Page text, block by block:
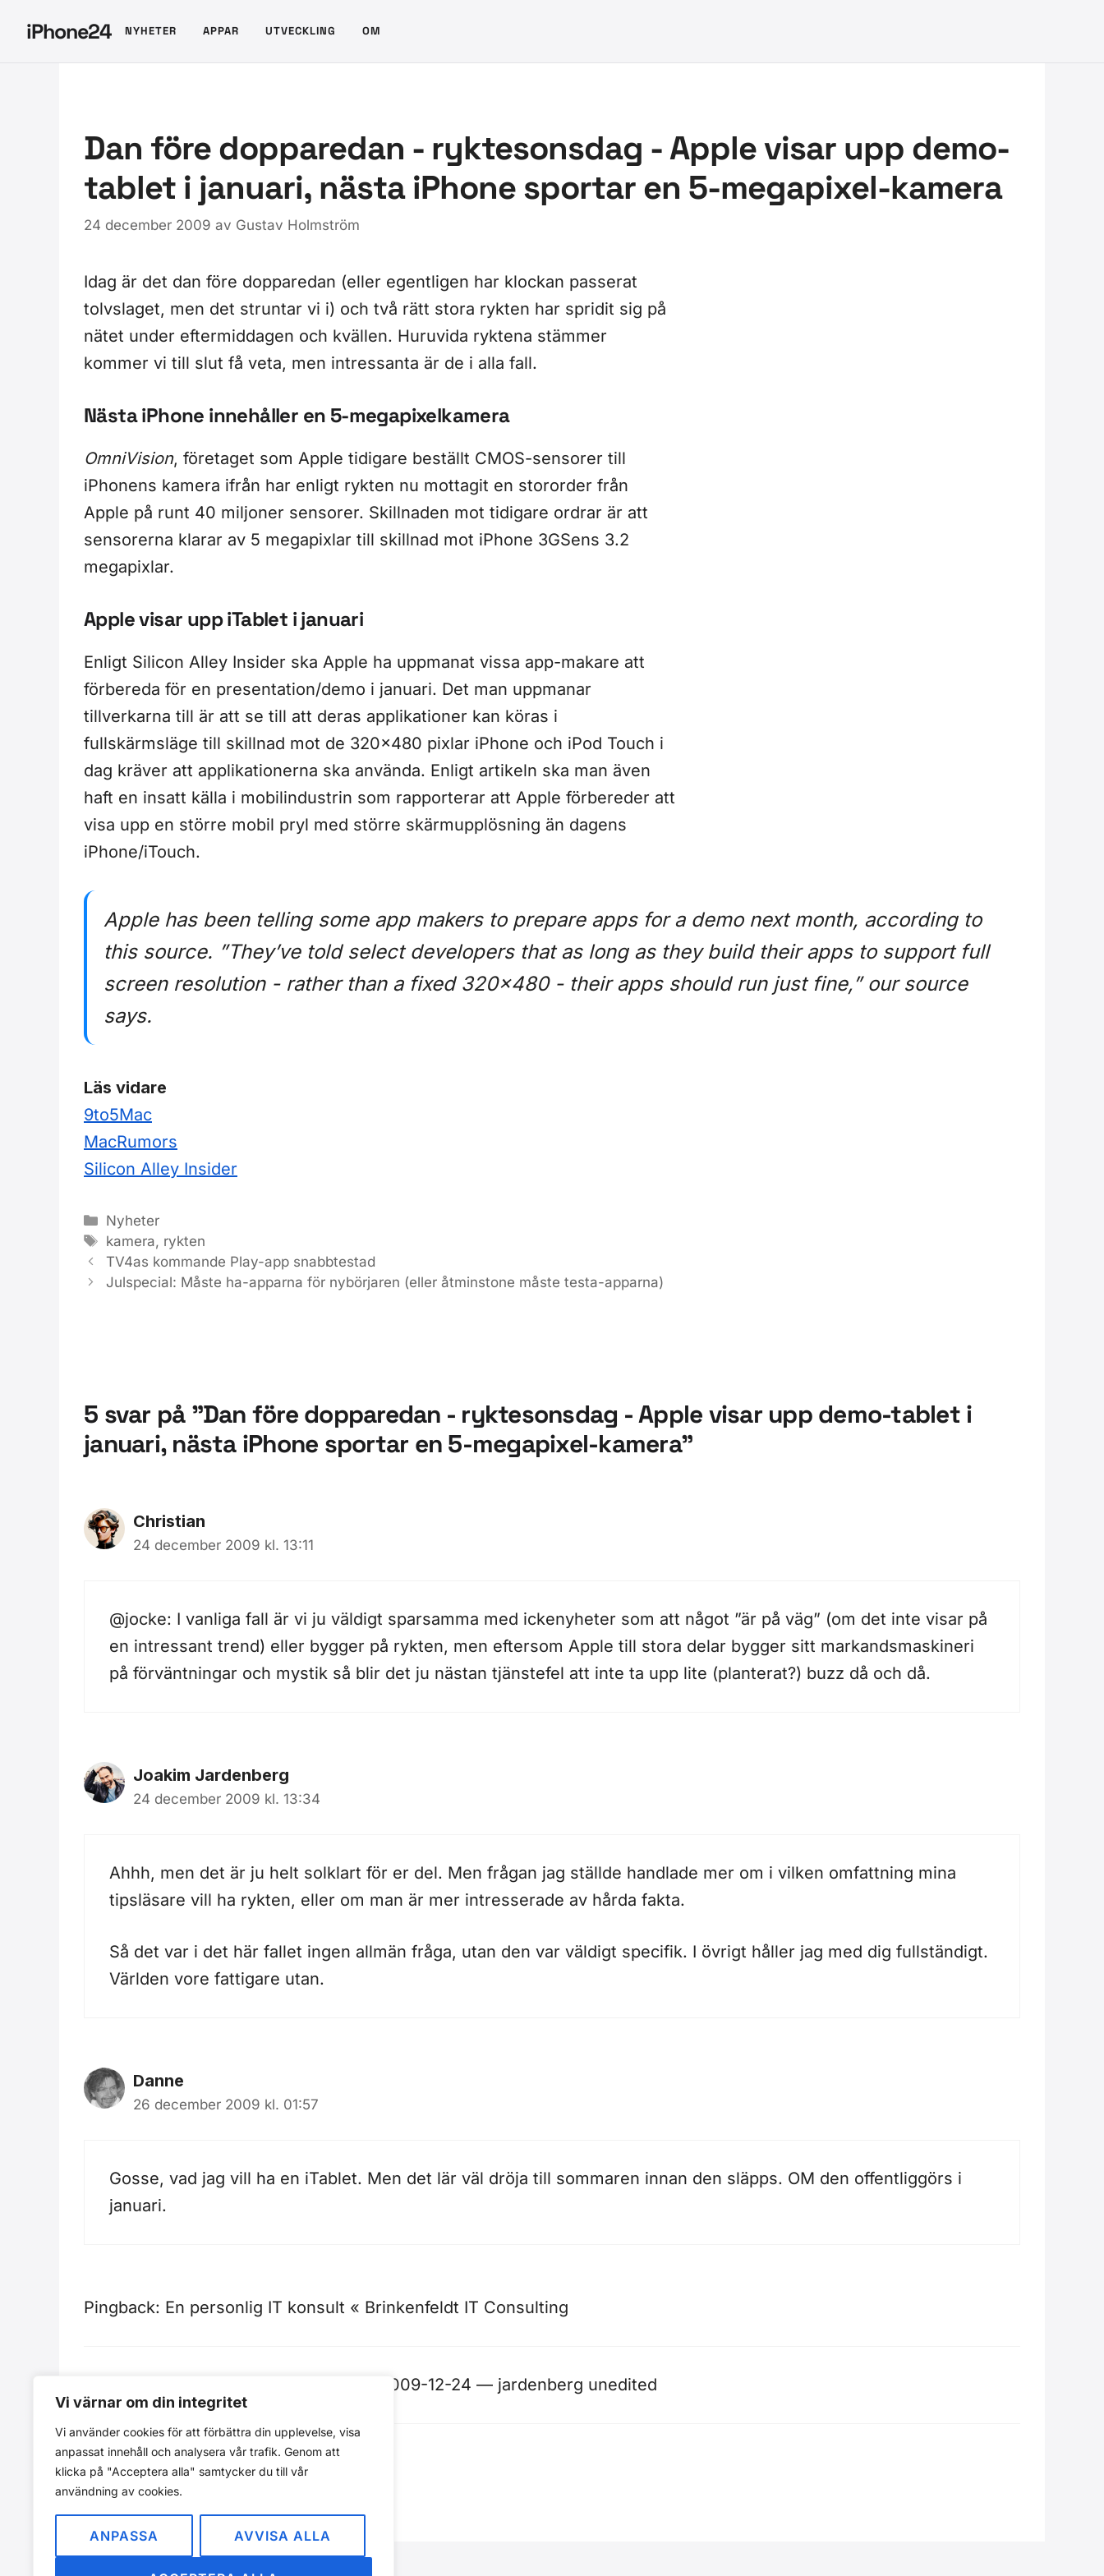
Vi värnar om din integritet
Vi använder cookies för att förbättra din upplevelse, visa
anpassat innehåll och analysera vår trafik. Genom att
klicka på "Acceptera alla" samtycker du till vår
användning av cookies.
ANPASSA AVVISA ALLA
innehåll
iPhone24 NYHETER APPAR UTVECKLING OM
Dan före dopparedan - ryktesonsdag - Apple visar upp demo-
tablet i januari, nästa iPhone sportar en 5-megapixel-kamera
24 december 2009 av Gustav Holmström
Idag är det dan före dopparedan (eller egentligen har klockan passerat
tolvslaget, men det struntar vi i) och två rätt stora rykten har spridit sig på
nätet under eftermiddagen och kvällen. Huruvida ryktena stämmer
kommer vi till slut få veta, men intressanta är de i alla fall.
Nästa iPhone innehåller en 5-megapixelkamera
OmniVision, företaget som Apple tidigare beställt CMOS-sensorer till
iPhonens kamera ifrån har enligt rykten nu mottagit en stororder från
Apple på runt 40 miljoner sensorer. Skillnaden mot tidigare ordrar är att
sensorerna klarar av 5 megapixlar till skillnad mot iPhone 3GSens 3.2
megapixlar.
Apple visar upp iTablet i januari
Enligt Silicon Alley Insider ska Apple ha uppmanat vissa app-makare att
förbereda för en presentation/demo i januari. Det man uppmanar
tillverkarna till är att se till att deras applikationer kan köras i
fullskärmsläge till skillnad mot de 320×480 pixlar iPhone och iPod Touch i
dag kräver att applikationerna ska använda. Enligt artikeln ska man även
haft en insatt källa i mobilindustrin som rapporterar att Apple förbereder att
visa upp en större mobil pryl med större skärmupplösning än dagens
iPhone/iTouch.
Apple has been telling some app makers to prepare apps for a demo next month, according to
this source. ”They’ve told select developers that as long as they build their apps to support full
screen resolution - rather than a fixed 320×480 - their apps should run just fine,” our source
says.
Läs vidare
9to5Mac
MacRumors
Silicon Alley Insider
Kategorier
Nyheter
Etiketter
kamera, rykten
TV4as kommande Play-app snabbtestad
Julspecial: Måste ha-apparna för nybörjaren (eller åtminstone måste testa-apparna)
5 svar på ”Dan före dopparedan - ryktesonsdag - Apple visar upp demo-tablet i
januari, nästa iPhone sportar en 5-megapixel-kamera”
Christian
24 december 2009 kl. 13:11
@jocke: I vanliga fall är vi ju väldigt sparsamma med ickenyheter som att något ”är på väg” (om det inte visar på
en intressant trend) eller bygger på rykten, men eftersom Apple till stora delar bygger sitt markandsmaskineri
på förväntningar och mystik så blir det ju nästan tjänstefel att inte ta upp lite (planterat?) buzz då och då.
Joakim Jardenberg
24 december 2009 kl. 13:34
Ahhh, men det är ju helt solklart för er del. Men frågan jag ställde handlade mer om i vilken omfattning mina
tipsläsare vill ha rykten, eller om man är mer intresserade av hårda fakta.
Så det var i det här fallet ingen allmän fråga, utan den var väldigt specifik. I övrigt håller jag med dig fullständigt.
Världen vore fattigare utan.
Danne
26 december 2009 kl. 01:57
Gosse, vad jag vill ha en iTablet. Men det lär väl dröja till sommaren innan den släpps. OM den offentliggörs i
januari.
Pingback: En personlig IT konsult « Brinkenfeldt IT Consulting
jardenberg kommenterar – 2009-12-24 — jardenberg unedited
Kommentarer är stängda.